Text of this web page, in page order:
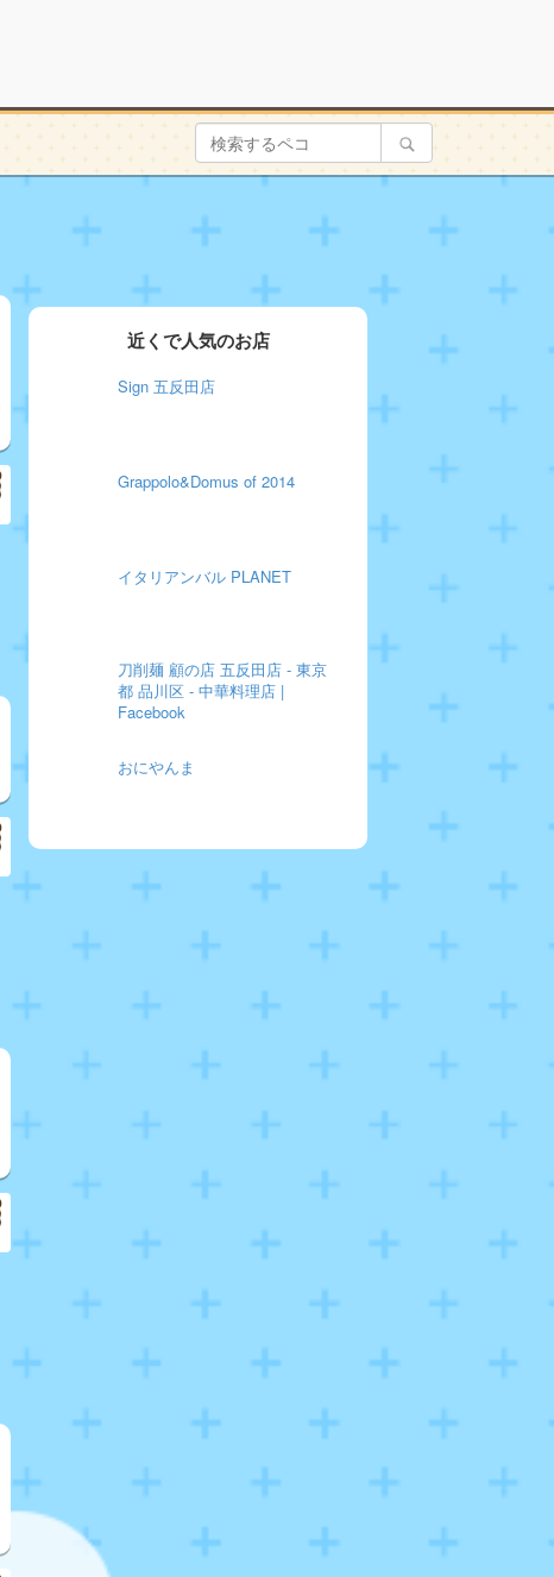
近くで人気のお店
Sign 五反田店
Grappolo&Domus of 2014
イタリアンバル PLANET
刀削麺 顧の店 五反田店 - 東京
都 品川区 - 中華料理店 |
Facebook
おにやんま